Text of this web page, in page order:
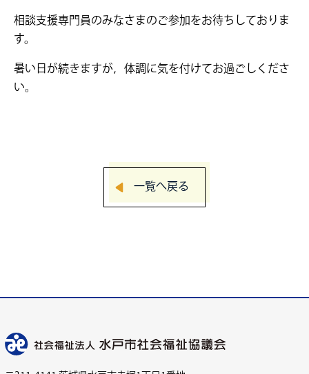
相談支援専門員のみなさまのご参加をお待ちしておりま
す。
暑い日が続きますが，体調に気を付けてお過ごしくださ
い。
一覧へ戻る